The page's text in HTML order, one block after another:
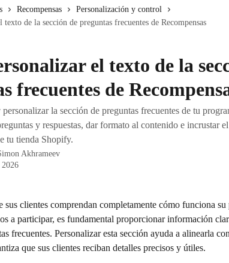
Recompensas
Personalización y control
de la sección de preguntas frecuentes de Recompensas
el texto de la
frecuentes de
la sección de preguntas frecuentes de tu
y respuestas, dar formato al contenido e incrustar
tu tienda Shopify.
Akhrameev
sus clientes comprendan completamente cómo funciona
a participar, es fundamental proporcionar información
frecuentes. Personalizar esta sección ayuda a alinearla
que sus clientes reciban detalles precisos y útiles.